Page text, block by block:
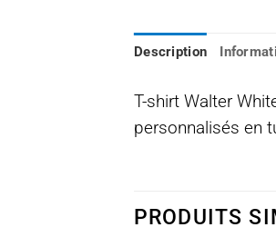
Description
T-shirt Walter
personnalisés en
PRODUITS